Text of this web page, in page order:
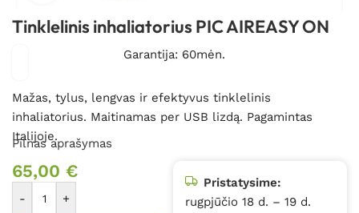
Tinklelinis inhaliatorius PIC AIREASY ON
Garantija: 60mėn.
Mažas, tylus, lengvas ir efektyvus tinklelinis
inhaliatorius. Maitinamas per USB lizdą. Pagamintas
Italijoje.
Pilnas aprašymas
65,00 €
- +
Pristatysime:
rugpjūčio 18 d. – 19 d.